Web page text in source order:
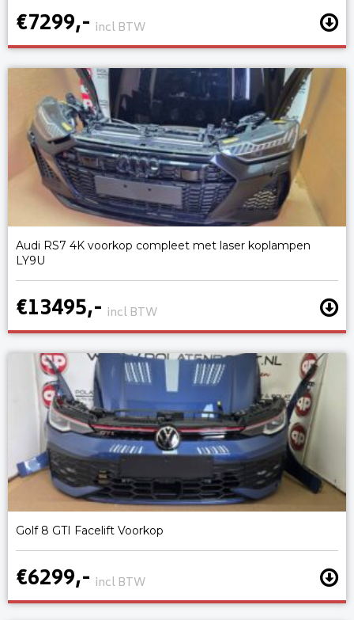
€7299,- incl BTW
Audi RS7 4K voorkop compleet met laser koplampen
LY9U
€13495,- incl BTW
Golf 8 GTI Facelift Voorkop
€6299,- incl BTW